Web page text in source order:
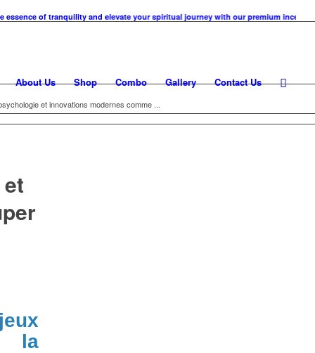
of tranquility and elevate your spiritual journey with our premium incense
About Us Shop Combo Gallery Contact Us
et innovations modernes comme ...
la